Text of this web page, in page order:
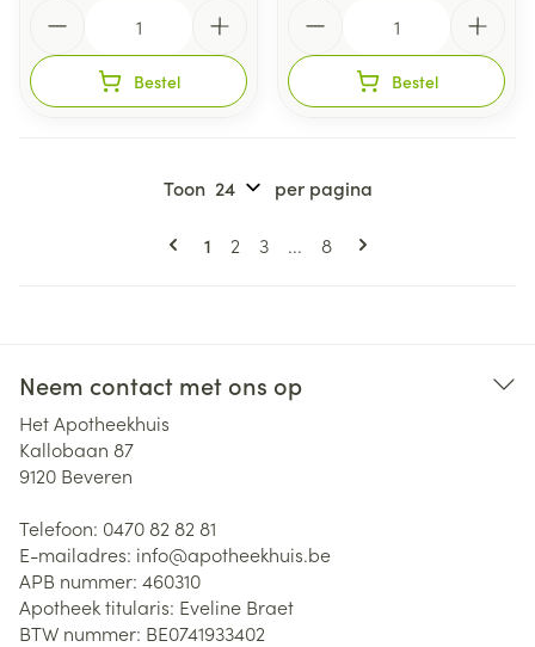
Bestel Bestel
Pagina's
U lees momenteel pagina
1 Pagina
2 Pagina
3 ... Pagina
8
Toon per pagina
Neem contact met ons op
Het Apotheekhuis
Kallobaan 87
9120 Beveren
Telefoon: 0470 82 82 81
E-mailadres: info@apotheekhuis.be
APB nummer: 460310
Apotheek titularis: Eveline Braet
BTW nummer: BE0741933402